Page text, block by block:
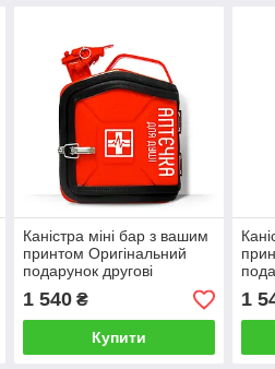
Каністра міні бар з вашим
принтом Оригінальний
подарунок другові
автолюбителю для гаража
1 540₴
Купити
1